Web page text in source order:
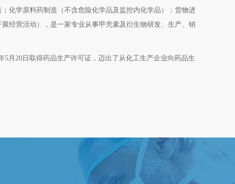
化学原料药制造（不含危险化学品及监控内化学品）；货物进
经营活动），是一家专业从事甲壳素及衍生物研发、生产、销
月20日取得药品生产许可证，迈出了从化工生产企业向药品生